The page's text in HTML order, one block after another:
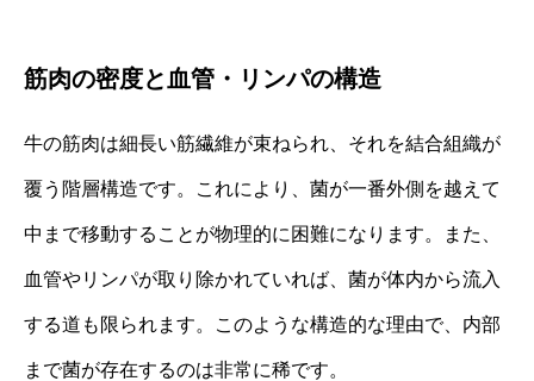
筋肉の密度と血管・リンパの構造
牛の筋肉は細長い筋繊維が束ねられ、それを結合組織が
覆う階層構造です。これにより、菌が一番外側を越えて
中まで移動することが物理的に困難になります。また、
血管やリンパが取り除かれていれば、菌が体内から流入
する道も限られます。このような構造的な理由で、内部
まで菌が存在するのは非常に稀です。